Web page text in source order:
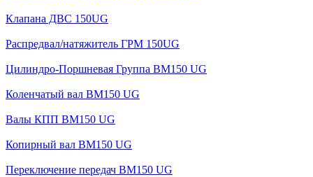
Клапана ДВС 150UG
Распредвал/натяжитель ГРМ 150UG
Цилиндро-Поршневая Группа BM150 UG
Коленчатый вал BM150 UG
Валы КПП BM150 UG
Копирный вал BM150 UG
Переключение передач BM150 UG